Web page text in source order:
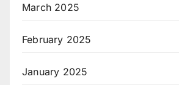
March 2025
February 2025
January 2025